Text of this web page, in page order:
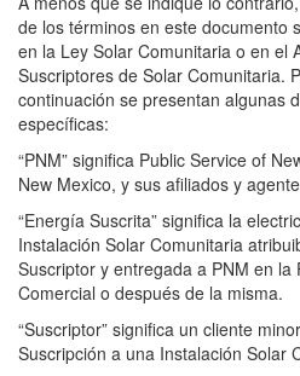
de los términos en este documento
en la Ley Solar Comunitaria o en el
Suscriptores de Solar Comunitaria.
continuación se presentan algunas
específicas:
“PNM” significa Public Service of
New Mexico, y sus afiliados y
“Energía Suscrita” significa la
Instalación Solar Comunitaria
Suscriptor y entregada a PNM en la
Comercial o después de la misma.
“Suscriptor” significa un cliente
Suscripción a una Instalación Solar